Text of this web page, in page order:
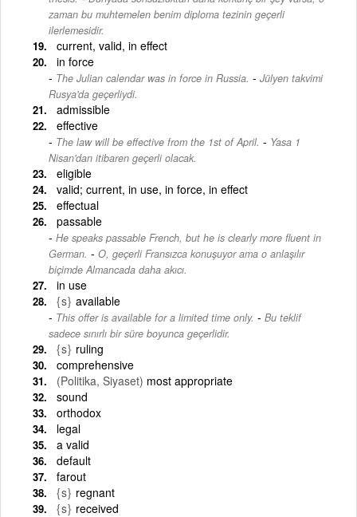
zaman bu muhtemelen benim diploma tezinin geçerli
ilerlemesidir.
current, valid, in effect
in force
The Julian calendar was in force in Russia. - Jülyen takvimi
Rusya'da geçerliydi.
admissible
effective
The law will be effective from the 1st of April. - Yasa 1
Nisan'dan itibaren geçerli olacak.
eligible
valid; current, in use, in force, in effect
effectual
passable
He speaks passable French, but he is clearly more fluent in
German. - O, geçerli Fransızca konuşuyor ama o anlaşılır
biçimde Almancada daha akıcı.
in use
{s} available
This offer is available for a limited time only. - Bu teklif
sadece sınırlı bir süre boyunca geçerlidir.
{s} ruling
comprehensive
(Politika, Siyaset) most appropriate
sound
orthodox
legal
a valid
default
farout
{s} regnant
{s} received